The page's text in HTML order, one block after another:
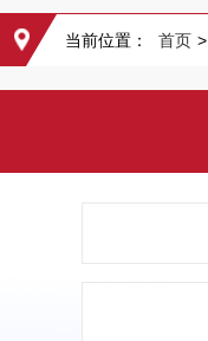
当前位置： 首页 >